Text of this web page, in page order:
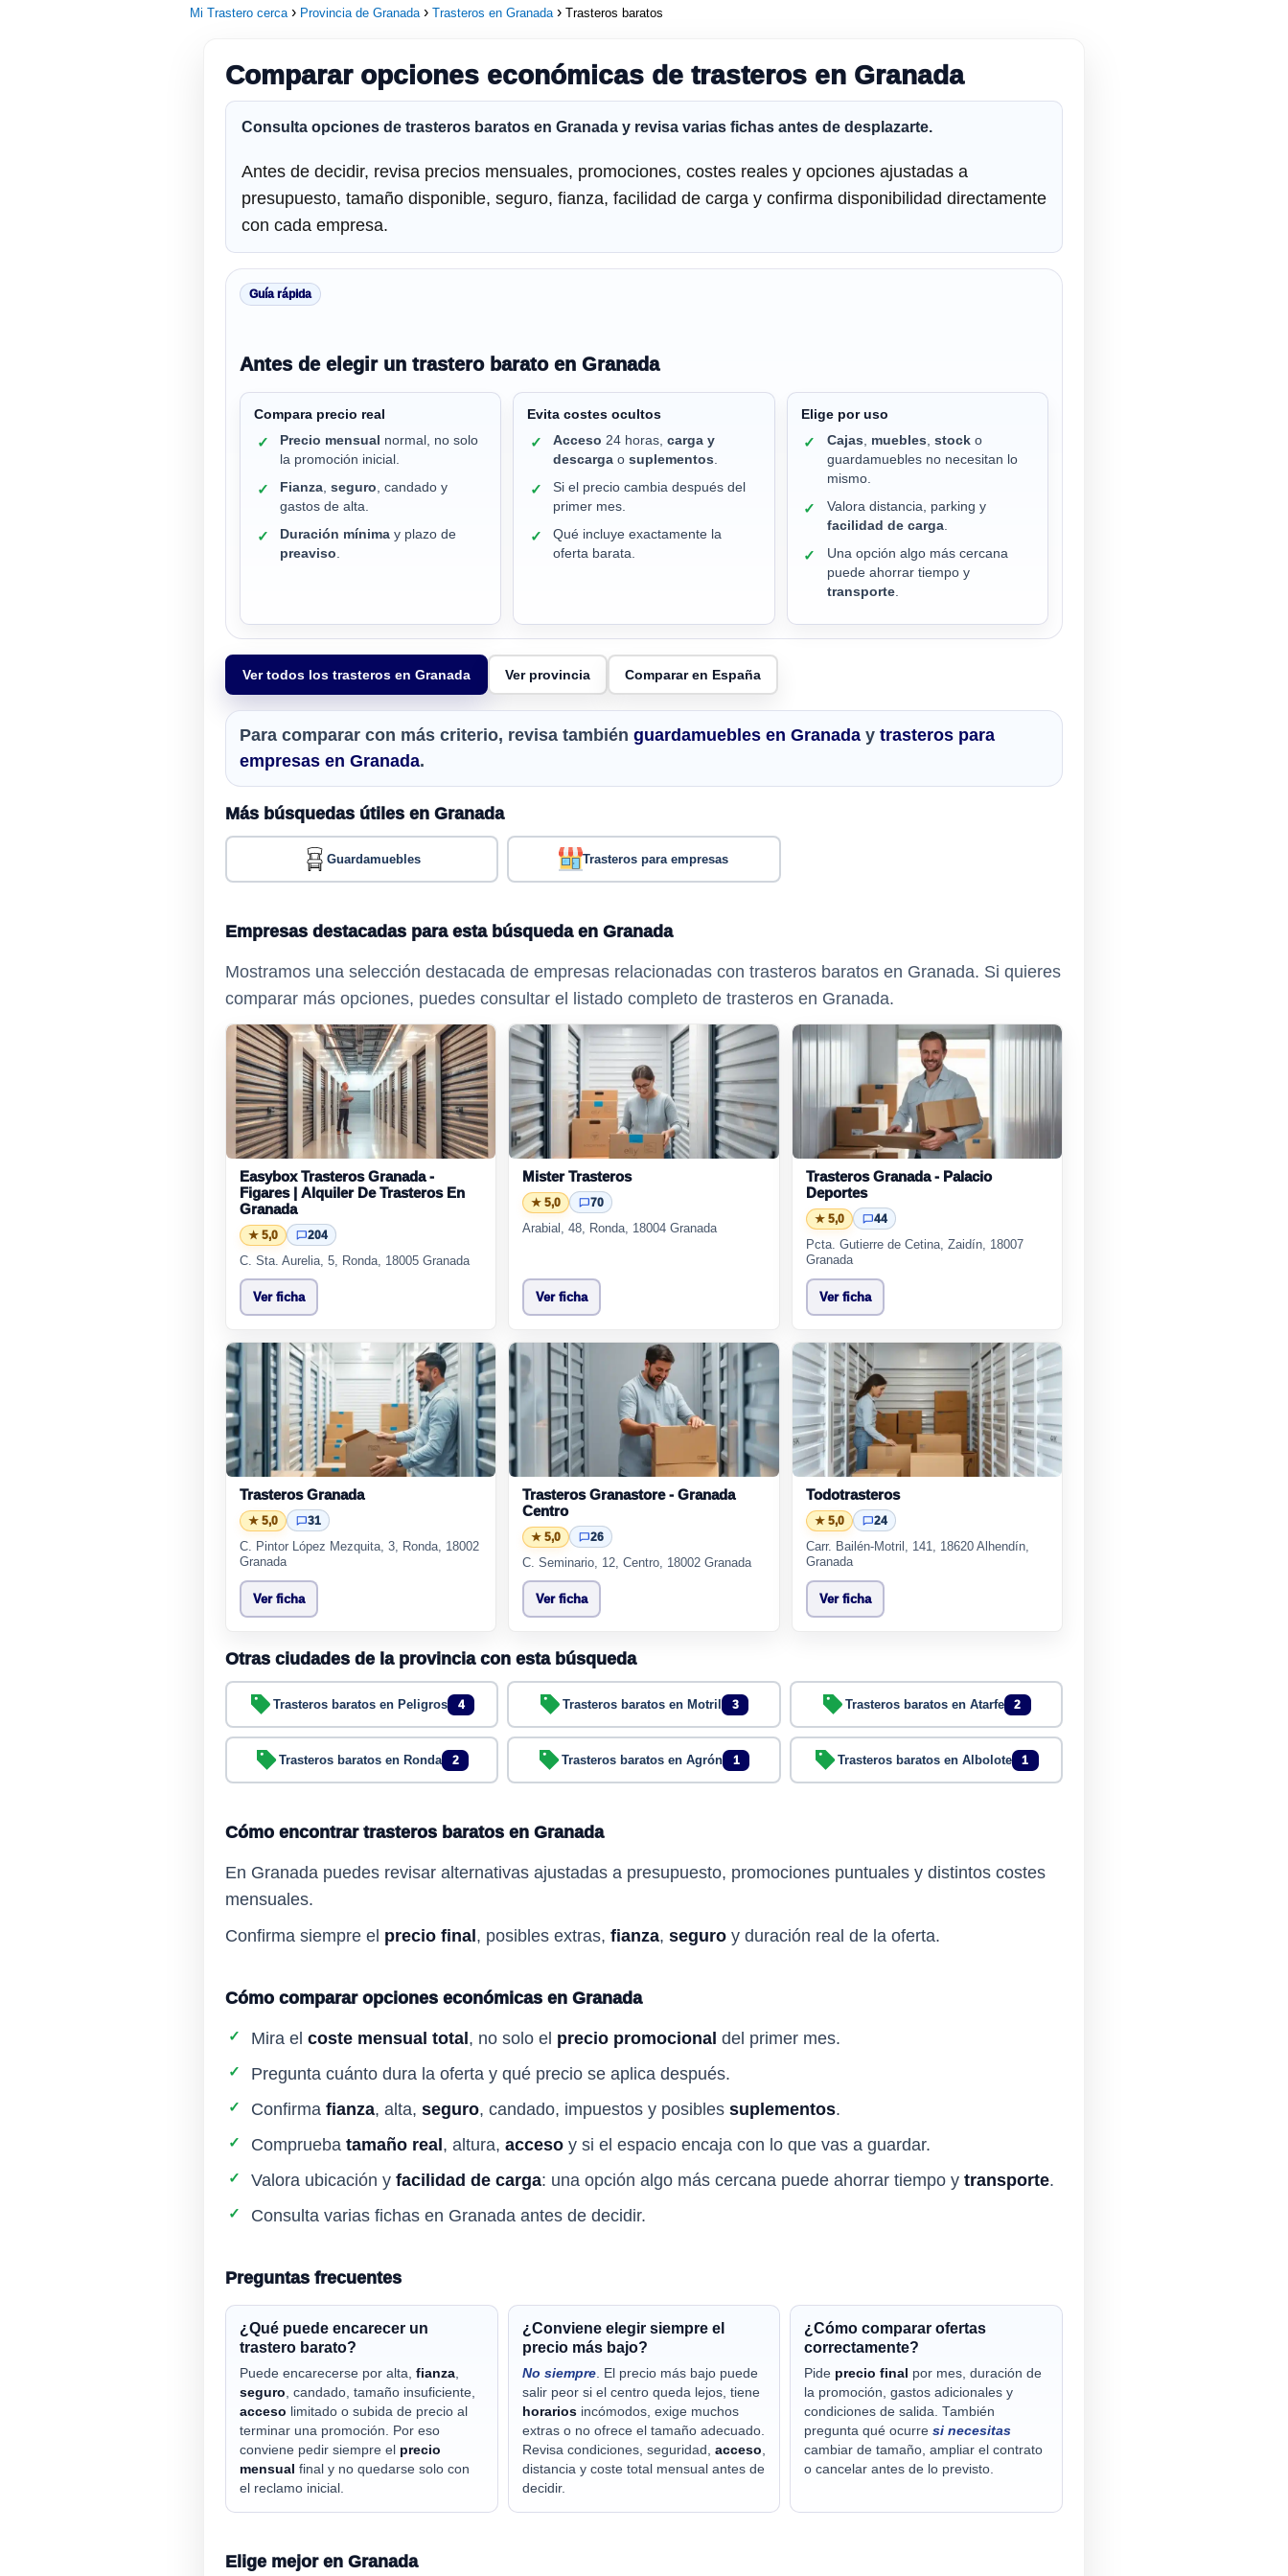
Mi Trastero cerca Provincia de Granada Trasteros en Granada Trasteros baratos
Comparar opciones económicas de trasteros en Granada
Consulta opciones de trasteros baratos en Granada y revisa varias fichas antes de desplazarte.
Antes de decidir, revisa precios mensuales, promociones, costes reales y opciones ajustadas a
presupuesto, tamaño disponible, seguro, fianza, facilidad de carga y confirma disponibilidad directamente
con cada empresa.
Guía rápida
Antes de elegir un trastero barato en Granada
Compara precio real
✓ Precio mensual normal, no solo
la promoción inicial.
✓ Fianza, seguro, candado y
gastos de alta.
✓ Duración mínima y plazo de
preaviso.
Evita costes ocultos
✓ Acceso 24 horas,carga y
descarga osuplementos.
✓
Si el precio cambia después del
primer mes.
✓
Qué incluye exactamente la
oferta barata.
Elige por uso
✓ Cajas, muebles, stocko
guardamuebles no necesitan lo
mismo.
✓
Valora distancia, parking y
facilidad de carga.
✓
Una opción algo más cercana
puede ahorrar tiempo y
transporte.
Ver todos los trasteros en Granada Ver provincia Comparar en España
Para comparar con más criterio, revisa también guardamuebles en Granada y trasteros para
empresas en Granada.
Más búsquedas útiles en Granada
Guardamuebles Trasteros para empresas
Empresas destacadas para esta búsqueda en Granada
Mostramos una selección destacada de empresas relacionadas con trasteros baratos en Granada. Si quieres
comparar más opciones, puedes consultar el listado completo de trasteros en Granada.
Easybox Trasteros Granada -
Figares | Alquiler De Trasteros En
Granada
★ 5,0
204
C. Sta. Aurelia, 5, Ronda, 18005 Granada
Ver ficha
Mister Trasteros
★ 5,0
70
Arabial, 48, Ronda, 18004 Granada
Ver ficha
Trasteros Granada - Palacio
Deportes
★ 5,0
44
Pcta. Gutierre de Cetina, Zaidín, 18007
Granada
Ver ficha
Trasteros Granada
★ 5,0
31
C. Pintor López Mezquita, 3, Ronda, 18002
Granada
Ver ficha
Trasteros Granastore - Granada
Centro
★ 5,0
26
C. Seminario, 12, Centro, 18002 Granada
Ver ficha
Todotrasteros
★ 5,0
24
Carr. Bailén-Motril, 141, 18620 Alhendín,
Granada
Ver ficha
Otras ciudades de la provincia con esta búsqueda
Trasteros baratos en Peligros 4 Trasteros baratos en Motril 3 Trasteros baratos en Atarfe 2
Trasteros baratos en Ronda 2 Trasteros baratos en Agrón 1 Trasteros baratos en Albolote 1
Cómo encontrar trasteros baratos en Granada
En Granada puedes revisar alternativas ajustadas a presupuesto, promociones puntuales y distintos costes
mensuales.
Confirma siempre el precio final , posibles extras, fianza, seguro y duración real de la oferta.
Cómo comparar opciones económicas en Granada
✓ Mira el coste mensual total , no solo el precio promocional del primer mes.
✓ Pregunta cuánto dura la oferta y qué precio se aplica después.
✓ Confirma fianza, alta, seguro, candado, impuestos y posibles suplementos.
✓ Comprueba tamaño real , altura, acceso y si el espacio encaja con lo que vas a guardar.
✓ Valora ubicación y facilidad de carga: una opción algo más cercana puede ahorrar tiempo y transporte.
✓ Consulta varias fichas en Granada antes de decidir.
Preguntas frecuentes
¿Qué puede encarecer un
trastero barato?
Puede encarecerse por alta, fianza,
seguro, candado, tamaño insuficiente,
acceso limitado o subida de precio al
terminar una promoción. Por eso
conviene pedir siempre el precio
mensual final y no quedarse solo con
el reclamo inicial.
¿Conviene elegir siempre el
precio más bajo?
No siempre. El precio más bajo puede
salir peor si el centro queda lejos, tiene
horariosincómodos, exige muchos
extras o no ofrece el tamaño adecuado.
Revisa condiciones, seguridad, acceso,
distancia y coste total mensual antes de
decidir.
¿Cómo comparar ofertas
correctamente?
Pide precio final por mes, duración de
la promoción, gastos adicionales y
condiciones de salida. También
pregunta qué ocurresi necesitas
cambiar de tamaño, ampliar el contrato
o cancelar antes de lo previsto.
Elige mejor en Granada